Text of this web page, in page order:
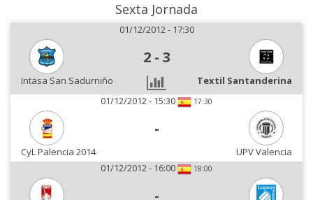
Sexta Jornada
01/12/2012 - 17:30
2 - 3
Intasa San Sadurniño
Textil Santanderina
01/12/2012 - 15:30
17:30
-
CyL Palencia 2014
UPV Valencia
01/12/2012 - 16:00
18:00
-